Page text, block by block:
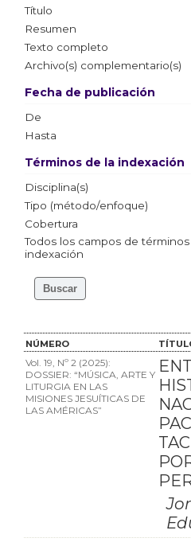
Título
Resumen
Texto completo
Archivo(s) complementario(s)
Fecha de publicación
De
Hasta
Términos de la indexación
Disciplina(s)
Tipo (método/enfoque)
Cobertura
Todos los campos de
indexación
NÚMERO
Vol. 19, Nº 2 (2025):
DOSSIER: “MÚSICA, ARTE Y
LITURGIA EN LAS
MISIONES JESUÍTICAS DE
LAS AMÉRICAS”